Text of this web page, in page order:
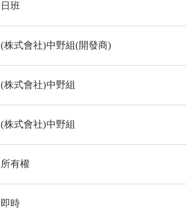
日班
(株式會社)中野組(開發商)
(株式會社)中野組
(株式會社)中野組
所有權
即時